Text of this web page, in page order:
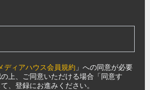
ディアハウス会員規約 」への同意が必要
上、ご同意いただける場合「同意す
、登録にお進みください。